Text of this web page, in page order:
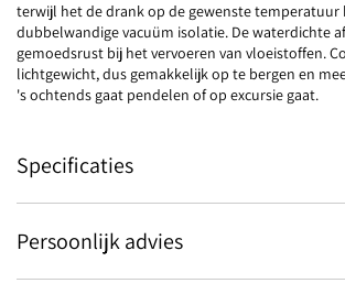
terwijl het de drank op de gewenste temperatuur
dubbelwandige vacuüm isolatie. De waterdichte
gemoedsrust bij het vervoeren van vloeistoffen.
lichtgewicht, dus gemakkelijk op te bergen en
's ochtends gaat pendelen of op excursie gaat.
Specificaties
Persoonlijk advies